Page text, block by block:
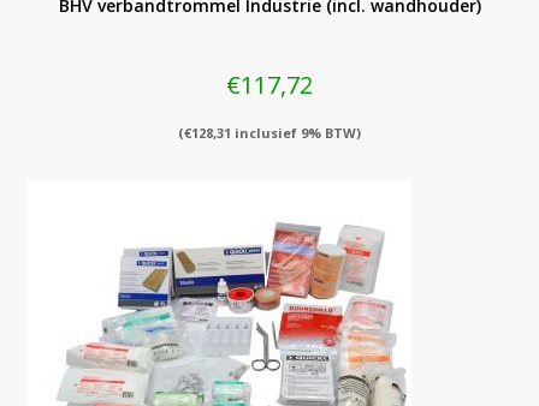
BHV verbandtrommel Industrie (incl. wandhouder)
€117,72
(€128,31 inclusief 9% BTW)